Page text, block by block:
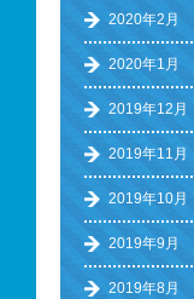
2020年2月
2020年1月
2019年12月
2019年11月
2019年10月
2019年9月
2019年8月